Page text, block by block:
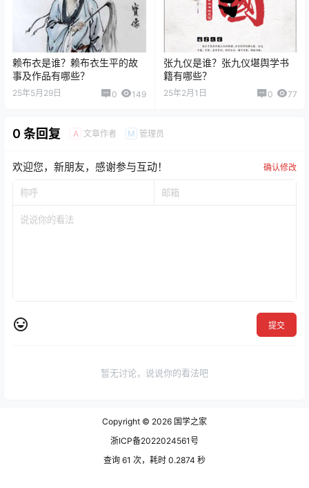
赖布衣是谁？赖布衣生平的故
事及作品有哪些？
25年5月29日 0 149
张九仪是谁？张九仪堪舆学书
籍有哪些？
25年2月1日 0 77
0 条回复 A 文章作者 M 管理员
欢迎您，新朋友，感谢参与互动！ 确认修改
提交
暂无讨论，说说你的看法吧
Copyright © 2026 国学之家
浙ICP备2022024561号
查询 61 次，耗时 0.2874 秒